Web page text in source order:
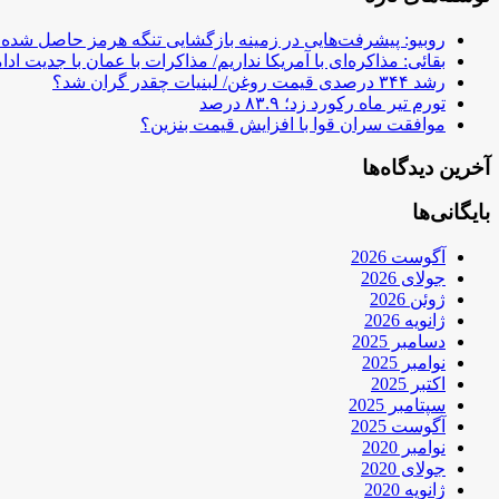
روبیو: پیشرفت‌هایی در زمینه بازگشایی تنگه هرمز حاصل
بقائی: مذاکره‌ای با آمریکا نداریم/ مذاکرات با عمان با جدیت
رشد ۳۴۴ درصدی قیمت روغن/ لبنیات چقدر گران شد؟
تورم تیر ماه رکورد زد؛ ۸۳.۹ درصد
موافقت سران قوا با افزایش قیمت بنزین؟
آخرین دیدگاه‌ها
بایگانی‌ها
آگوست 2026
جولای 2026
ژوئن 2026
ژانویه 2026
دسامبر 2025
نوامبر 2025
اکتبر 2025
سپتامبر 2025
آگوست 2025
نوامبر 2020
جولای 2020
ژانویه 2020